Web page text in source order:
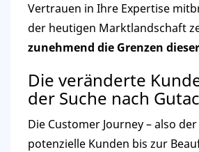
Vertrauen in Ihre Expertise
der heutigen Marktlandschaft
zunehmend die Grenzen
Die veränderte
der Suche nach
Die Customer Journey – also
potenzielle Kunden bis zur